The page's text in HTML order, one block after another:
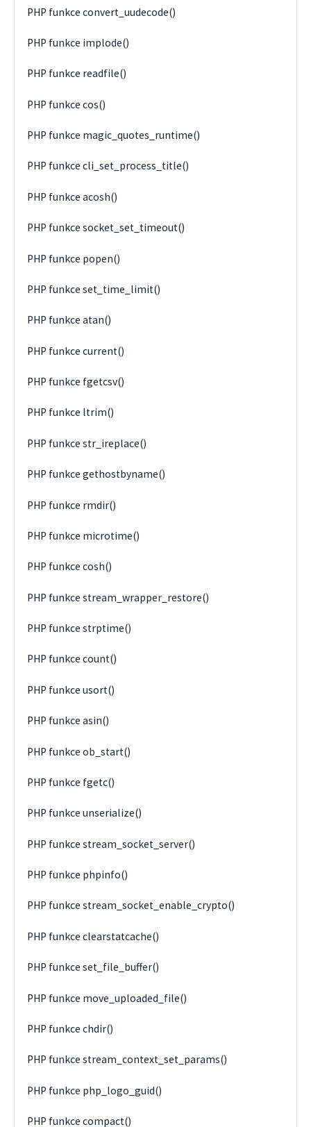
PHP funkce convert_uudecode()
PHP funkce implode()
PHP funkce readfile()
PHP funkce cos()
PHP funkce magic_quotes_runtime()
PHP funkce cli_set_process_title()
PHP funkce acosh()
PHP funkce socket_set_timeout()
PHP funkce popen()
PHP funkce set_time_limit()
PHP funkce atan()
PHP funkce current()
PHP funkce fgetcsv()
PHP funkce ltrim()
PHP funkce str_ireplace()
PHP funkce gethostbyname()
PHP funkce rmdir()
PHP funkce microtime()
PHP funkce cosh()
PHP funkce stream_wrapper_restore()
PHP funkce strptime()
PHP funkce count()
PHP funkce usort()
PHP funkce asin()
PHP funkce ob_start()
PHP funkce fgetc()
PHP funkce unserialize()
PHP funkce stream_socket_server()
PHP funkce phpinfo()
PHP funkce stream_socket_enable_crypto()
PHP funkce clearstatcache()
PHP funkce set_file_buffer()
PHP funkce move_uploaded_file()
PHP funkce chdir()
PHP funkce stream_context_set_params()
PHP funkce php_logo_guid()
PHP funkce compact()